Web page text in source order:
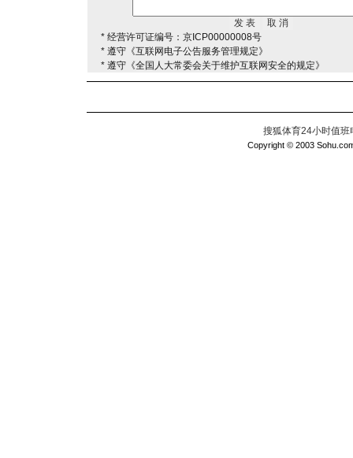
* 经营许可证编号：京ICP00000008号
* 遵守《互联网电子公告服务管理规定》
* 遵守《全国人大常委会关于维护互联网安全的规定》
搜狐体育24小时值
Copyright © 2003